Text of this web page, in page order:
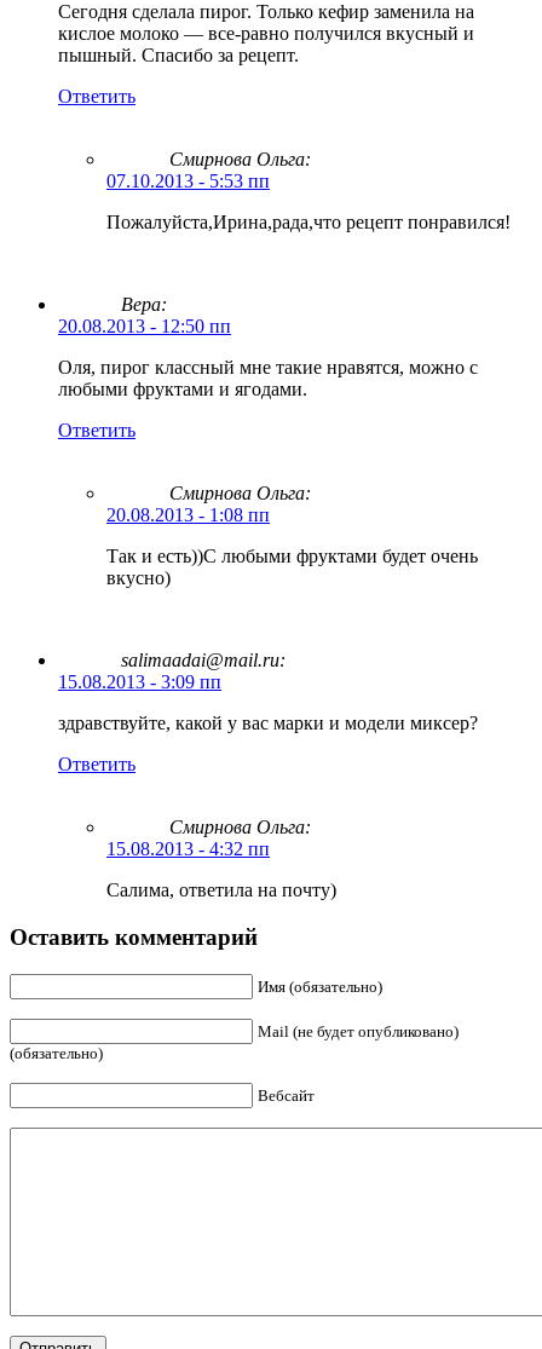
Сегодня сделала пирог. Только кефир заменила на
кислое молоко — все-равно получился вкусный и
пышный. Спасибо за рецепт.
Ответить
Смирнова Ольга:
07.10.2013 - 5:53 пп
Пожалуйста,Ирина,рада,что рецепт понравился!
Вера:
20.08.2013 - 12:50 пп
Оля, пирог классный мне такие нравятся, можно с
любыми фруктами и ягодами.
Ответить
Смирнова Ольга:
20.08.2013 - 1:08 пп
Так и есть))С любыми фруктами будет очень
вкусно)
salimaadai@mail.ru:
15.08.2013 - 3:09 пп
здравствуйте, какой у вас марки и модели миксер?
Ответить
Смирнова Ольга:
15.08.2013 - 4:32 пп
Салима, ответила на почту)
Оставить комментарий
Имя (обязательно)
Mail (не будет опубликовано)
(обязательно)
Вебсайт